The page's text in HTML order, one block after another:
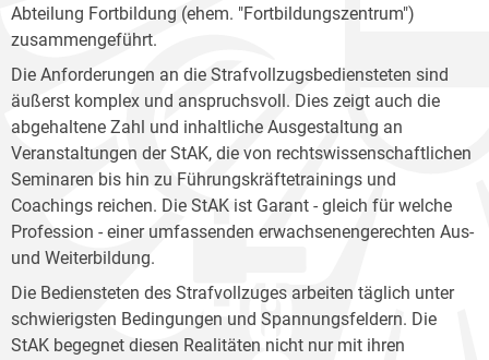
Abteilung Fortbildung (ehem. "Fortbildungszentrum")
zusammengeführt.
Die Anforderungen an die Strafvollzugsbediensteten sind
äußerst komplex und anspruchsvoll. Dies zeigt auch die
abgehaltene Zahl und inhaltliche Ausgestaltung an
Veranstaltungen der StAK, die von rechtswissenschaftlichen
Seminaren bis hin zu Führungskräftetrainings und
Coachings reichen. Die StAK ist Garant - gleich für welche
Profession - einer umfassenden erwachsenengerechten Aus-
und Weiterbildung.
Die Bediensteten des Strafvollzuges arbeiten täglich unter
schwierigsten Bedingungen und Spannungsfeldern. Die
StAK begegnet diesen Realitäten nicht nur mit ihren